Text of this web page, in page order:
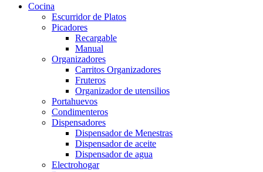
Cocina
Escurridor de Platos
Picadores
Recargable
Manual
Organizadores
Carritos Organizadores
Fruteros
Organizador de utensilios
Portahuevos
Condimenteros
Dispensadores
Dispensador de Menestras
Dispensador de aceite
Dispensador de agua
Electrohogar